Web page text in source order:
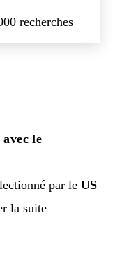
recherches
le
par le US
la suite